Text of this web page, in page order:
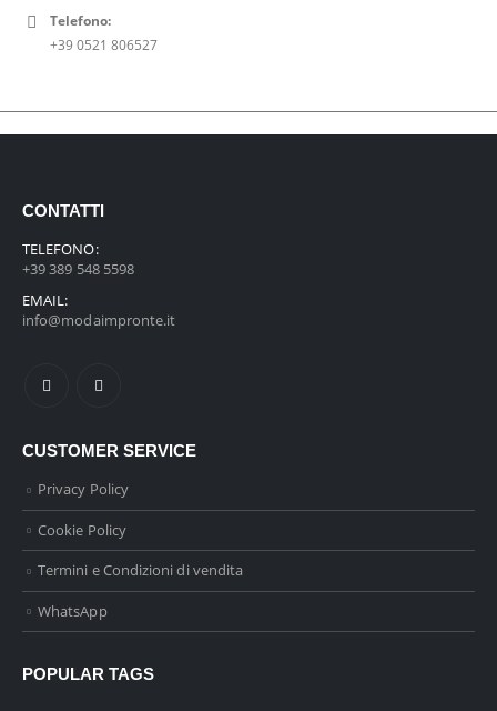
Telefono:
+39 0521 806527
CONTATTI
TELEFONO:
+39 389 548 5598
EMAIL:
info@modaimpronte.it
CUSTOMER SERVICE
Privacy Policy
Cookie Policy
Termini e Condizioni di vendita
WhatsApp
POPULAR TAGS